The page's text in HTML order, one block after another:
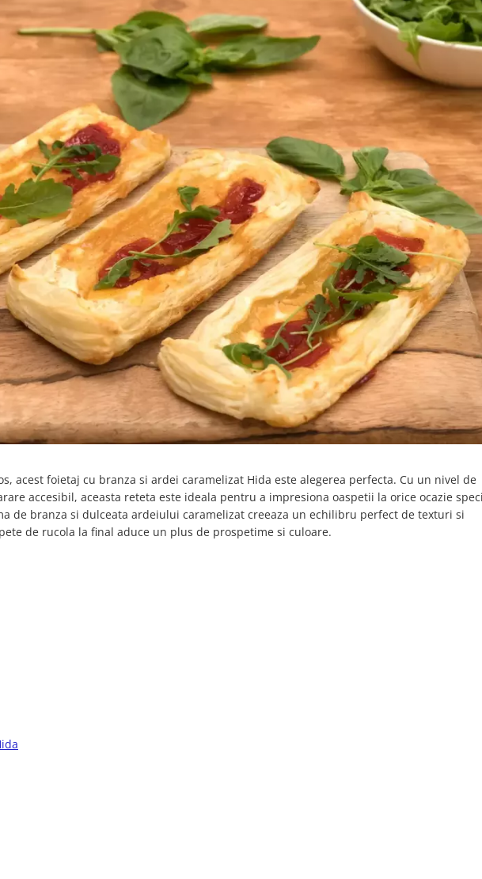
acest foietaj cu branza si ardei caramelizat Hida este alegerea perfecta. Cu un nivel de
accesibil, aceasta reteta este ideala pentru a impresiona oaspetii la orice ocazie
de branza si dulceata ardeiului caramelizat creeaza un echilibru perfect de texturi si
de rucola la final aduce un plus de prospetime si culoare.